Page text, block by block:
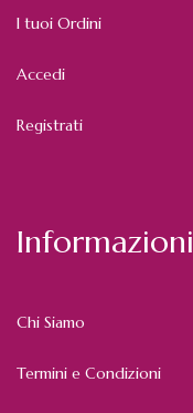
I tuoi Ordini
Accedi
Registrati
Informazioni
Chi Siamo
Termini e Condizioni